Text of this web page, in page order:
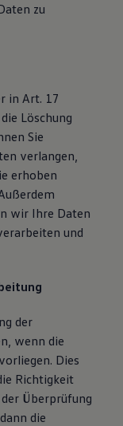
zu
in Art. 17
Löschung
Sie
verlangen,
erhoben
wir Ihre Daten
und
der
wenn die
Dies
Richtigkeit
Überprüfung
die